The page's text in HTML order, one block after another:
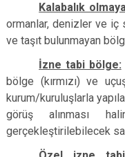
Kalabalık
ormanlar, denizler ve iç
ve taşıt bulunmayan
İzne tabi bölge:
bölge (kırmızı) ve
kurum/kuruluşlarla
görüş alınması
gerçekleştirilebilecek